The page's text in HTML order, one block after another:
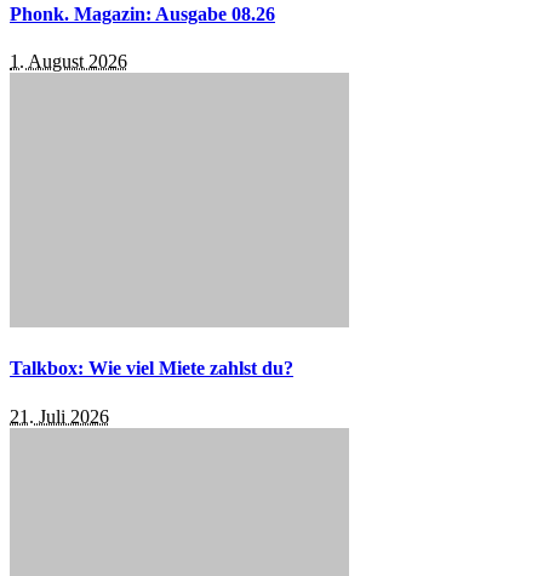
Phonk. Magazin: Ausgabe 08.26
1. August 2026
Talkbox: Wie viel Miete zahlst du?
21. Juli 2026